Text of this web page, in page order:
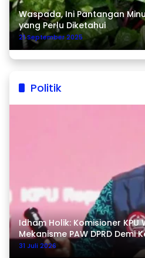
Waspada, Ini Pantangan
yang Perlu Diketahui
21 September 2025
Politik
Idham Holik: Komisioner KPU
Mekanisme PAW DPRD Demi
31 Juli 2026